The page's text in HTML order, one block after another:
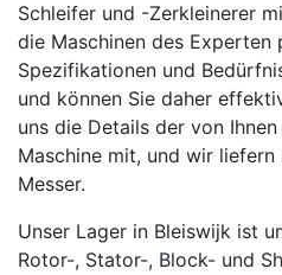
Schleifer und -Zerkleinerer
die Maschinen des Experten
Spezifikationen und
und können Sie daher
uns die Details der von
Maschine mit, und wir
Messer.
Unser Lager in Bleiswijk ist
Rotor-, Stator-, Block- und